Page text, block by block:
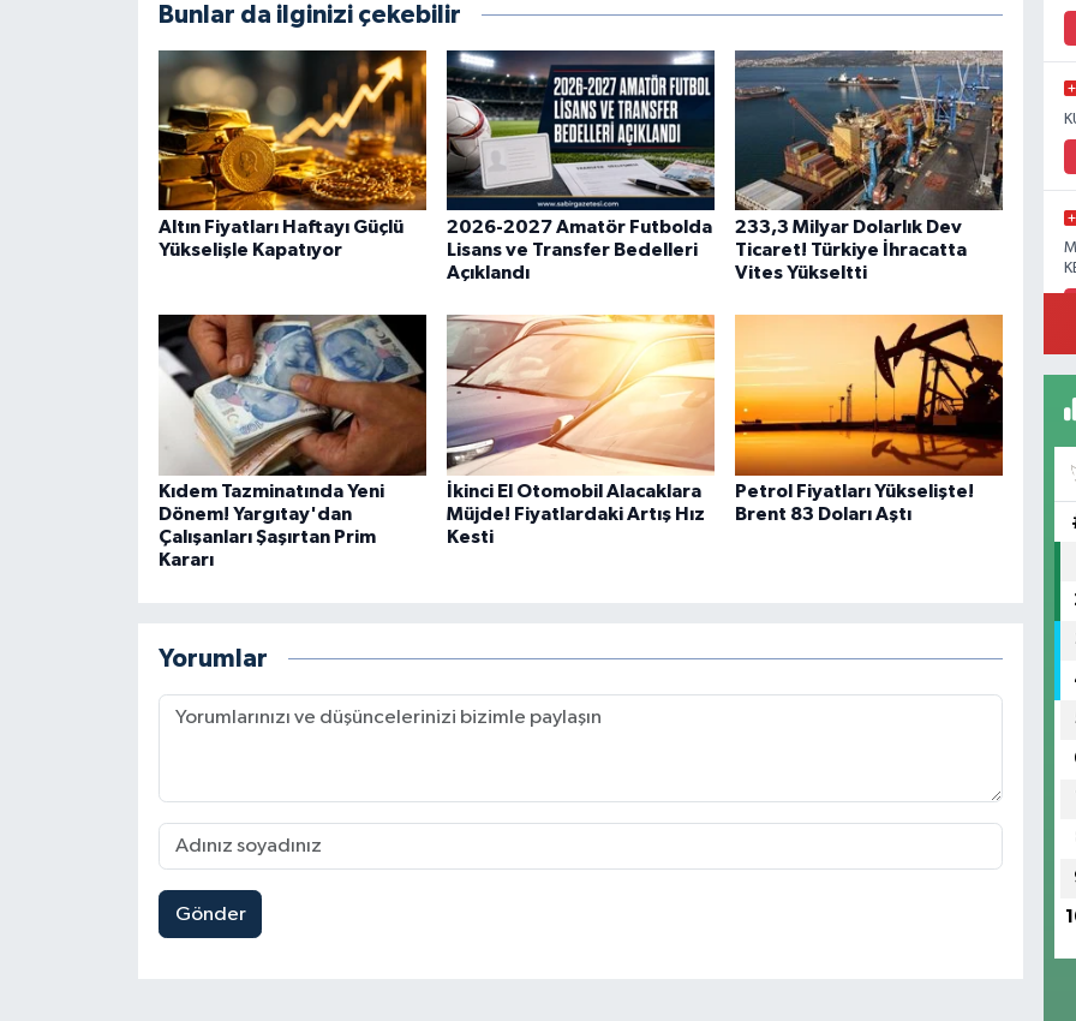
Bunlar da ilginizi çekebilir
Altın Fiyatları Haftayı Güçlü
Yükselişle Kapatıyor
2026-2027 Amatör Futbolda
Lisans ve Transfer Bedelleri
Açıklandı
233,3 Milyar Dolarlık Dev
Ticaret! Türkiye İhracatta
Vites Yükseltti
Kıdem Tazminatında Yeni
Dönem! Yargıtay'dan
Çalışanları Şaşırtan Prim
Kararı
İkinci El Otomobil Alacaklara
Müjde! Fiyatlardaki Artış Hız
Kesti
Petrol Fiyatları Yükselişte!
Brent 83 Doları Aştı
Yorumlar
Gönder